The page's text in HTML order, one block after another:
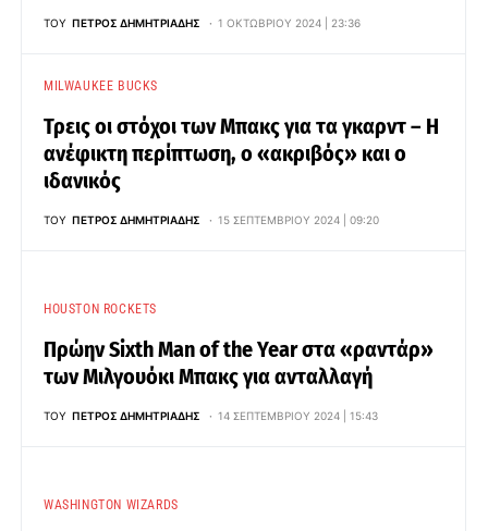
ΤΟΥ ΠΈΤΡΟΣ ΔΗΜΗΤΡΙΆΔΗΣ 1 ΟΚΤΩΒΡΊΟΥ 2024 | 23:36
MILWAUKEE BUCKS
Τρεις οι στόχοι των Μπακς για τα γκαρντ – Η
ανέφικτη περίπτωση, ο «ακριβός» και ο
ιδανικός
ΤΟΥ ΠΈΤΡΟΣ ΔΗΜΗΤΡΙΆΔΗΣ 15 ΣΕΠΤΕΜΒΡΊΟΥ 2024 | 09:20
HOUSTON ROCKETS
Πρώην Sixth Man of the Year στα «ραντάρ»
των Μιλγουόκι Μπακς για ανταλλαγή
ΤΟΥ ΠΈΤΡΟΣ ΔΗΜΗΤΡΙΆΔΗΣ 14 ΣΕΠΤΕΜΒΡΊΟΥ 2024 | 15:43
WASHINGTON WIZARDS